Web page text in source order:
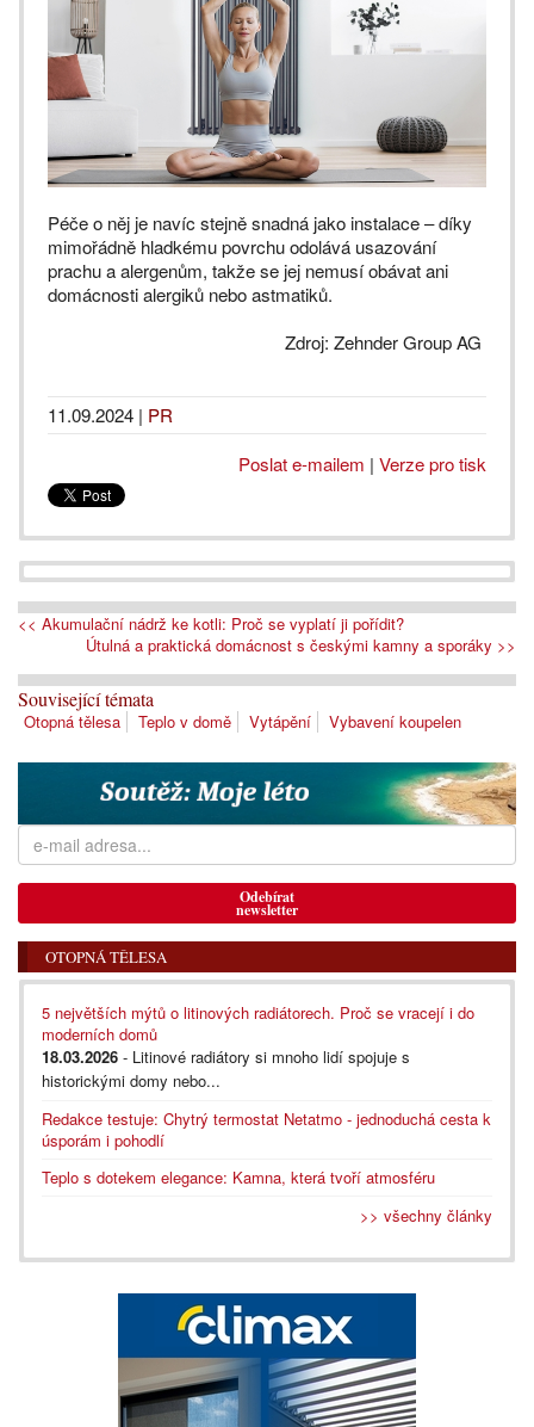
Péče o něj je navíc stejně snadná jako instalace – díky
mimořádně hladkému povrchu odolává usazování
prachu a alergenům, takže se jej nemusí obávat ani
domácnosti alergiků nebo astmatiků.
Zdroj: Zehnder Group AG
11.09.2024 | PR
Poslat e-mailem | Verze pro tisk
<< Akumulační nádrž ke kotli: Proč se vyplatí ji pořídit?
Útulná a praktická domácnost s českými kamny a sporáky >>
Související témata
Otopná tělesa Teplo v domě Vytápění Vybavení koupelen
Odebírat
newsletter
OTOPNÁ TĚLESA
5 největších mýtů o litinových radiátorech. Proč se vracejí i do
moderních domů
18.03.2026 - Litinové radiátory si mnoho lidí spojuje s
historickými domy nebo...
Redakce testuje: Chytrý termostat Netatmo - jednoduchá cesta k
úsporám i pohodlí
Teplo s dotekem elegance: Kamna, která tvoří atmosféru
>> všechny články